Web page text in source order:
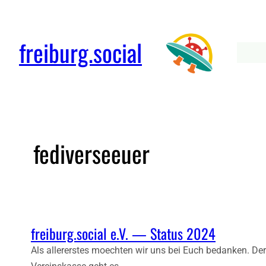
freiburg.social
fediverseeuer
freiburg.social e.V. — Status 2024
Als allererstes moechten wir uns bei Euch bedanken. Der